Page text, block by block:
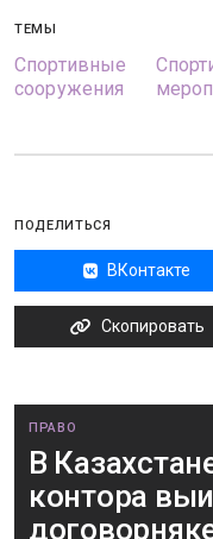
ТЕМЫ
Спортивные
сооружения
ПОДЕЛИТЬСЯ
ВКонтакте
Скопировать
ПРАВО
В
контора